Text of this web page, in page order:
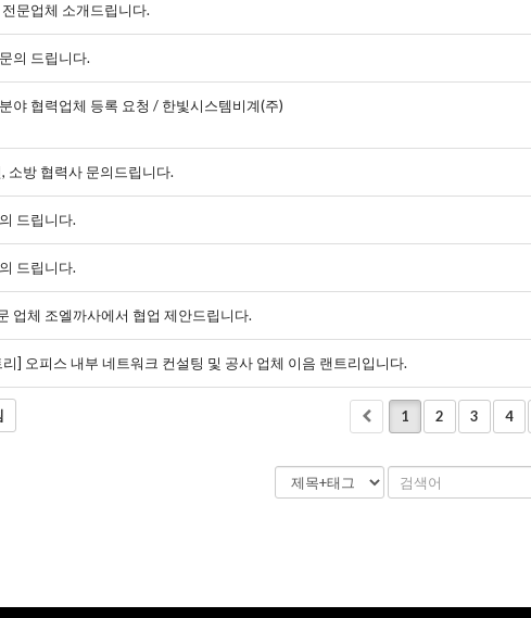
문업체 소개드립니다.
의 드립니다.
야 협력업체 등록 요청 / 한빛시스템비계(주)
소방 협력사 문의드립니다.
드립니다.
드립니다.
업체 조엘까사에서 협업 제안드립니다.
리] 오피스 내부 네트워크 컨설팅 및 공사 업체 이음 랜트리입니다.
1 2 3 4